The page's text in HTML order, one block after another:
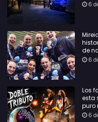
6
de
6
Los
esta
puro
6